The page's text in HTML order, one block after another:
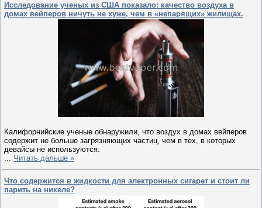
Исследование ученых из США показало: качество воздуха в
домах вейперов ничуть не хуже, чем в «непарящих» жилищах.
Калифорнийские ученые обнаружили, что воздух в домах вейперов
содержит не больше загрязняющих частиц, чем в тех, в которых
девайсы не используются.
... Читать дальше »
Что содержится в жидкости для электронных сигарет и стоит ли
парить на никеле?